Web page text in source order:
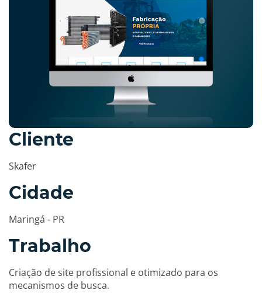
Cliente
Skafer
Cidade
Maringá - PR
Trabalho
Criação de site profissional e otimizado para os
mecanismos de busca.